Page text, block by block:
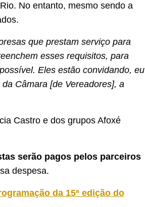
No entanto, mesmo sendo a
que prestam serviço para
esses requisitos, para
Eles estão convidando, eu
Câmara [de Vereadores], a
Castro e dos grupos Afoxé
serão pagos pelos parceiros
despesa.
da 15ª edição do